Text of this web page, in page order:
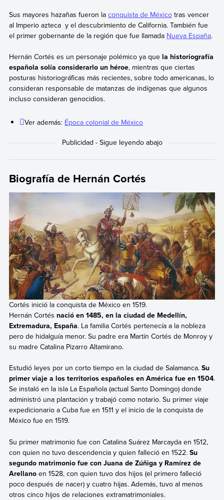
Sus mayores hazañas fueron la conquista de Méxicotras vencer
al Imperio azteca y el descubrimiento de California. También fue
el primer gobernante de la región que fue llamada Nueva España.
Hernán Cortés es un personaje polémico ya que la historiografía
española solía considerarlo un héroe, mientras que ciertas
posturas historiográficas más recientes, sobre todo americanas, lo
consideran responsable de matanzas de indígenas que algunos
incluso consideran genocidios.
Ver además: Época colonial de México
Biografía de Hernán Cortés
Cortés inició la conquista de México en 1519.
Hernán Cortés nació en 1485, en la ciudad de Medellín,
Extremadura, España. La familia Cortés pertenecía a la nobleza
pero de hidalguía menor. Su padre era Martín Cortés de Monroy y
su madre Catalina Pizarro Altamirano.
Estudió leyes por un corto tiempo en la ciudad de Salamanca. Su
primer viaje a los territorios españoles en América fue en 1504.
Se instaló en la isla La Española (actual Santo Domingo) donde
administró una plantación y trabajó como notario. Su primer viaje
expedicionario a Cuba fue en 1511 y el inicio de la conquista de
México fue en 1519.
Su primer matrimonio fue con Catalina Suárez Marcayda en 1512,
con quien no tuvo descendencia y quien falleció en 1522. Su
segundo matrimonio fue con Juana de Zúñiga y Ramírez de
Arellanoen 1528, con quien tuvo dos hijos (el primero falleció
poco después de nacer) y cuatro hijas. Además, tuvo al menos
otros cinco hijos de relaciones extramatrimoniales.